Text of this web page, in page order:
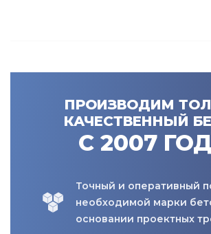
ПРОИЗВОДИМ
КАЧЕСТВЕННЫЙ
С 2007
Точный и оперативный
необходимой марки
основании проектных